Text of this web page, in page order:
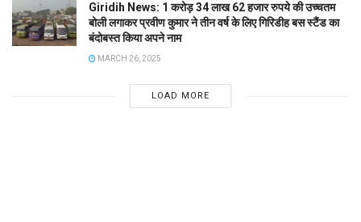
Giridih News: 1 करोड़ 34 लाख 62 हजार रुपये की उच्चतम
बोली लगाकर प्रवीण कुमार ने तीन वर्ष के लिए गिरिडीह बस स्टैंड का
बंदोबस्त किया अपने नाम
MARCH 26, 2025
LOAD MORE